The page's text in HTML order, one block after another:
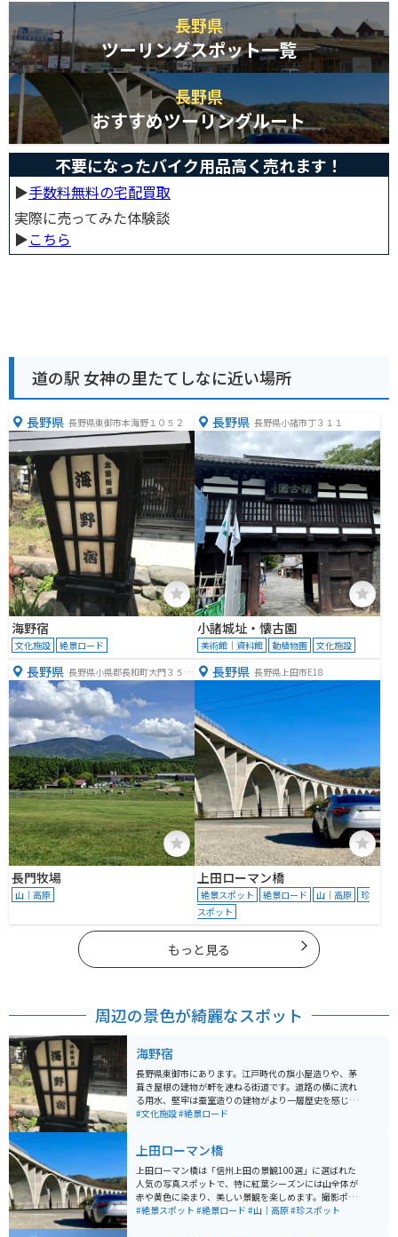
長野県
ツーリングスポット一覧
長野県
おすすめツーリングルート
不要になったバイク用品高く売れます！
▶︎手数料無料の宅配買取
実際に売ってみた体験談
▶︎こちら
道の駅 女神の里たてしなに近い場所
長野県 長野県東御市本海野１０５２
海野宿
文化施設 絶景ロード
長野県 長野県小諸市丁３１１
小諸城址・懐古園
美術館｜資料館 動植物園 文化施設
長野県 長野県小県郡長和町大門３５３
９−２
長門牧場
山｜高原
長野県 長野県上田市E18
上田ローマン橋
絶景スポット 絶景ロード 山｜高原
珍
スポット
もっと見る
周辺の景色が綺麗なスポット
海野宿
長野県東御市にあります。江戸時代の旗小屋造りや、茅
葺き屋根の建物が軒を連ねる街道です。道路の横に流れ
る用水、堅牢は蚕室造りの建物がより一層歴史を感じさ
せています。昭和61年に【日本の道百選】に選ばれ、翌
もありますので観光も十分にできます。
#文化施設#絶景ロード
上田ローマン橋
上田ローマン橋は「信州上田の景観100選」に選ばれた
人気の写真スポットで、特に紅葉シーズンには山全体が
赤や黄色に染まり、美しい景観を楽しめます。撮影ポイ
ントは上信越自動車道の橋の下にあり、上田菅平ICから
#絶景スポット #絶景ロード #山｜高原#珍スポット